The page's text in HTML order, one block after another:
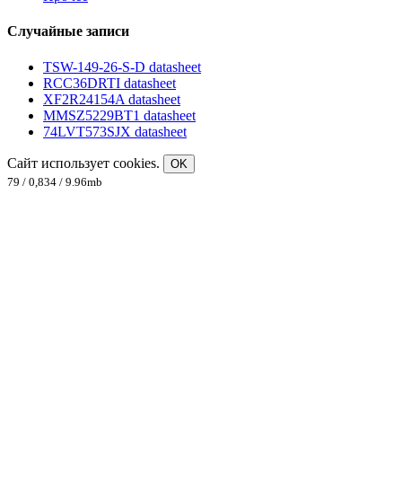
Случайные записи
TSW-149-26-S-D datasheet
RCC36DRTI datasheet
XF2R24154A datasheet
MMSZ5229BT1 datasheet
74LVT573SJX datasheet
Сайт использует cookies.
OK
79 / 0,834 / 9.96mb